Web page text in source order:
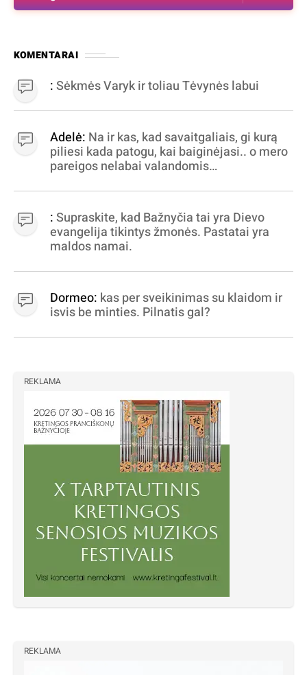
KOMENTARAI
:Sėkmės Varyk ir toliau Tėvynės labui
Adelė: Na ir kas, kad savaitgaliais, gi kurą
piliesi kada patogu, kai baiginėjasi.. o mero
pareigos nelabai valandomis
virpinimas, ieškokit kur milijonus vagia
dujininkai, elektros aferistai, stadionų
statytojai Vilnuje
:Supraskite, kad Bažnyčia tai yra Dievo
evangelija tikintys žmonės. Pastatai yra
maldos namai.
Dormeo: kas per sveikinimas su klaidom ir
isvis be minties. Pilnatis gal?
REKLAMA
REKLAMA